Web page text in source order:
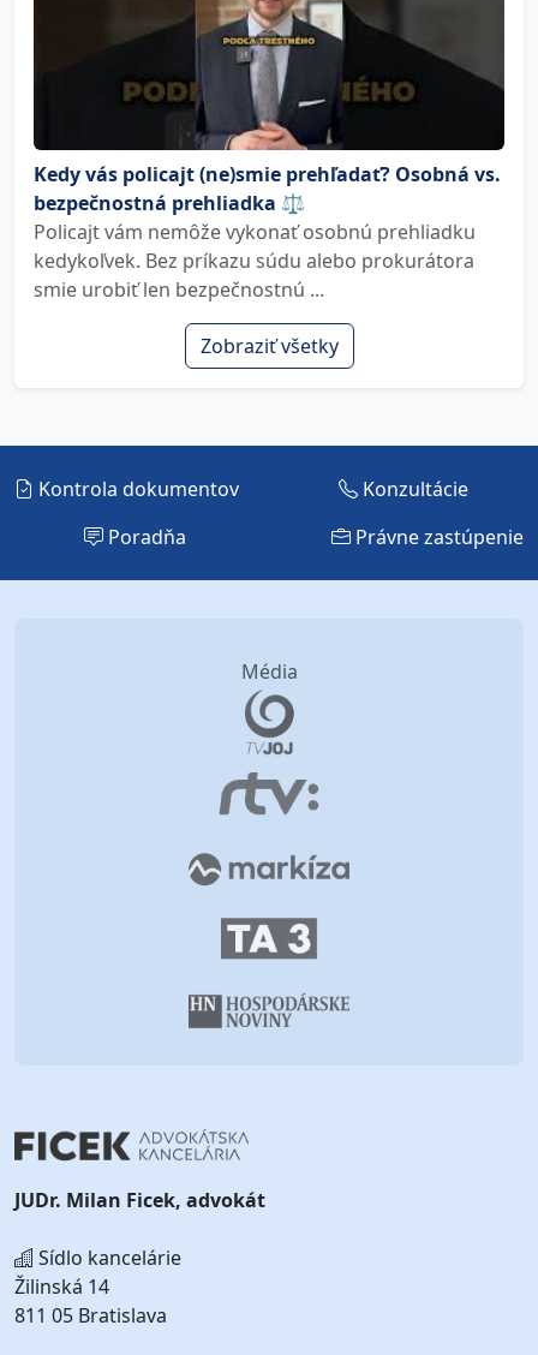
Kedy vás policajt (ne)smie prehľadať? Osobná vs.
bezpečnostná prehliadka ⚖️
Policajt vám nemôže vykonať osobnú prehliadku
kedykoľvek. Bez príkazu súdu alebo prokurátora
smie urobiť len bezpečnostnú ...
Zobraziť všetky
Kontrola dokumentov
Konzultácie
Poradňa
Právne zastúpenie
Média
JUDr. Milan Ficek, advokát
Sídlo kancelárie
Žilinská 14
811 05 Bratislava